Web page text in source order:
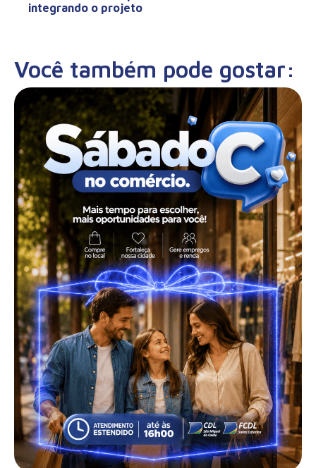
integrando o projeto
Você também pode gostar: